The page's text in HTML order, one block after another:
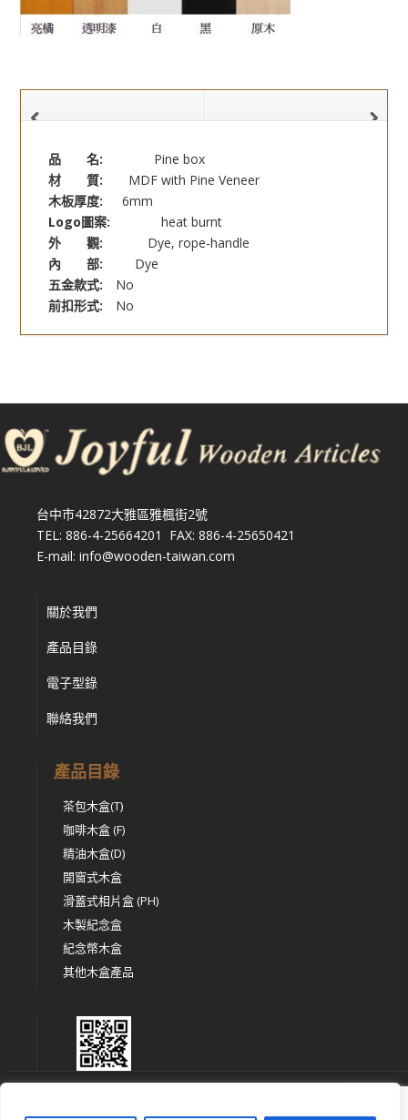
品 名: Pine box
材 質: MDF with Pine Veneer
木板厚度: 6mm
Logo圖案: heat burnt
外 觀: Dye, rope-handle
內 部: Dye
五金款式: No
前扣形式: No
台中市42872大雅區雅楓街2號
TEL: 886-4-25664201 FAX: 886-4-25650421
E-mail: info@wooden-taiwan.com
關於我們
產品目錄
電子型錄
聯絡我們
產品目錄
茶包木盒(T)
咖啡木盒 (F)
精油木盒(D)
開窗式木盒
滑蓋式相片盒 (PH)
木製紀念盒
紀念幣木盒
其他木盒產品